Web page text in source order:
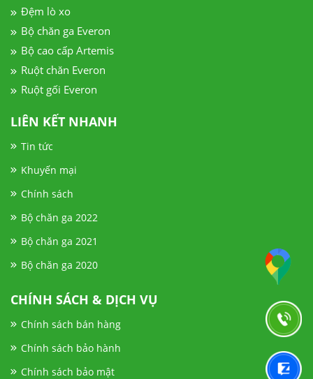
Đệm lò xo
Bộ chăn ga Everon
Bộ cao cấp Artemis
Ruột chăn Everon
Ruột gối Everon
LIÊN KẾT NHANH
Tin tức
Khuyến mại
Chính sách
Bộ chăn ga 2022
Bộ chăn ga 2021
Bộ chăn ga 2020
CHÍNH SÁCH & DỊCH VỤ
Chính sách bán hàng
Chính sách bảo hành
Chính sách bảo mật